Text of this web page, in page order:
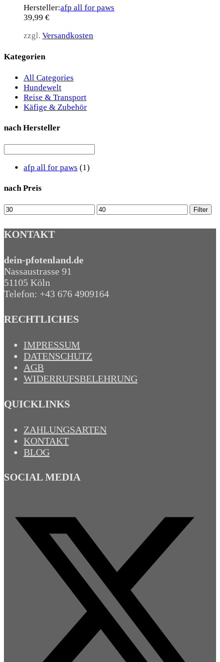
Hersteller:afp all for paws
39,99 €
zzgl. Versandkosten
Kategorien
All Categories
Hundewelt
Reise & Transport
Käfige & Zubehör
nach Hersteller
afp all for paws (1)
nach Preis
Min
Max
Filter
KONTAKT
dein-pfotenland.de
Nassaustrasse 91
51105 Köln
Telefon: +43 676 4909164‬
RECHTLICHES
IMPRESSUM
DATENSCHUTZ
AGB
WIDERRUFSBELEHRUNG
QUICKLINKS
ZAHLUNGSARTEN
KONTAKT
BLOG
SOCIAL MEDIA